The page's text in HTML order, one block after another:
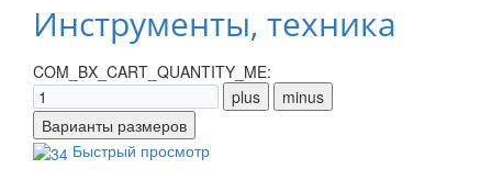
Инструменты, техника
COM_BX_CART_QUANTITY_ME:
Быстрый просмотр